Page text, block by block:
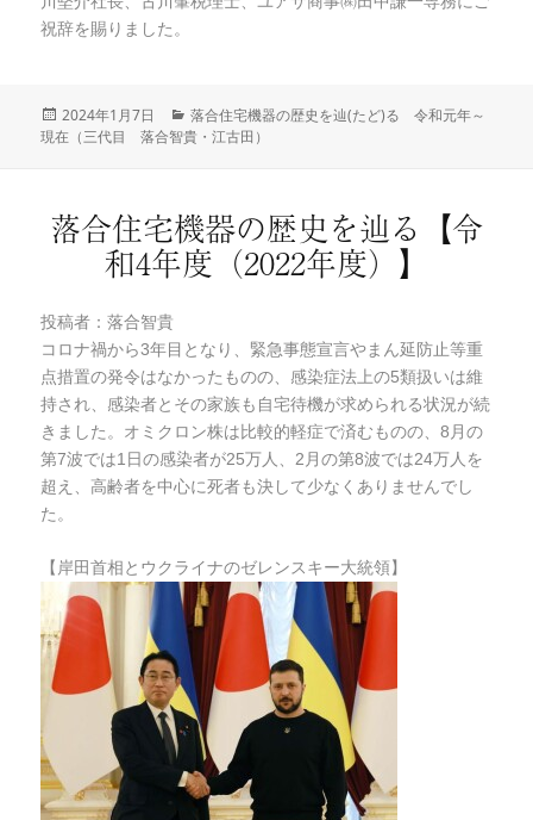
祝辞を賜りました。
投
稿
2024年1月7日
カ
テ
落合住宅機器の歴史を辿(たど)る 令和元年～
現在（三代目 落合智貴・江古田）
落合住宅機器の歴史を辿る【令
和4年度（2022年度）】
投稿者：落合智貴
コロナ禍から3年目となり、緊急事態宣言やまん延防止等重
点措置の発令はなかったものの、感染症法上の5類扱いは維
持され、感染者とその家族も自宅待機が求められる状況が続
きました。オミクロン株は比較的軽症で済むものの、8月の
第7波では1日の感染者が25万人、2月の第8波では24万人を
超え、高齢者を中心に死者も決して少なくありませんでし
た。
【岸田首相とウクライナのゼレンスキー大統領】